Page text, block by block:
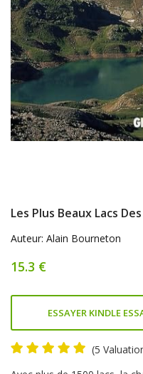
Les Plus Beaux Lacs
Auteur: Alain Bourneton
15.3 €
ESSAYER KINDLE
(5